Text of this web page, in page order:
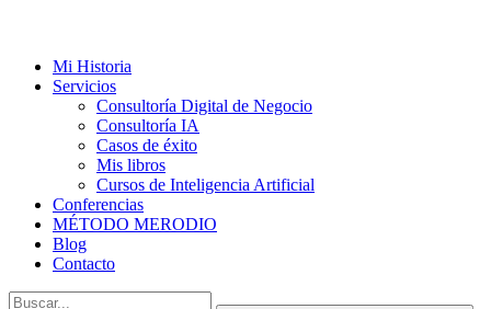
Mi Historia
Servicios
Consultoría Digital de Negocio
Consultoría IA
Casos de éxito
Mis libros
Cursos de Inteligencia Artificial
Conferencias
MÉTODO MERODIO
Blog
Contacto